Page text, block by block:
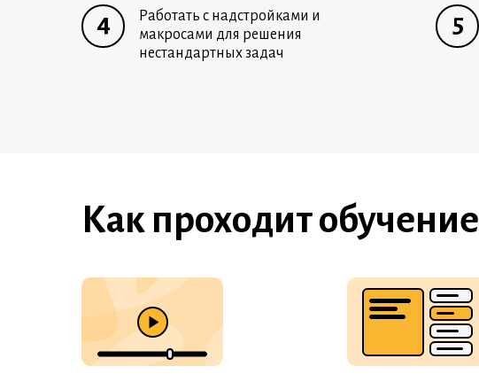
Работать с надстройками и
макросами для решения
нестандартных задач
4 5
Как проходит обучение